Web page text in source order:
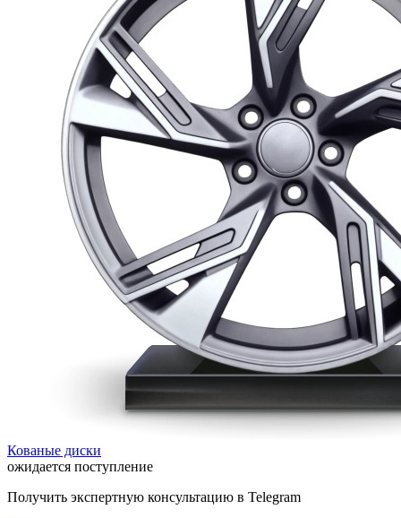
Кованые диски
ожидается поступление
Получить экспертную консультацию в Telegram